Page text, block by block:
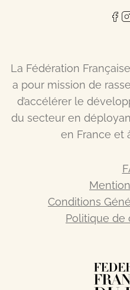
La Fédération
a pour mission de
d’accélérer le
du secteur en
en France et
Conditions
Politique de